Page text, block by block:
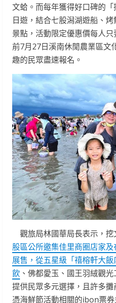
文蛤。而每年獲得好口碑的
日遊，結合七股潟湖遊船、
景點，活動限定優惠價每人
前7月27日溪南休閒農業區文
趣的民眾盡速報名。
觀旅局林國華局長表示，挖
股區公所邀集佳里商圈店家
展售，從五星級「禧榕軒大
飲 、佛都愛玉、國王羽絨觀
提供民眾多元選擇，且許多攤
憑海鮮節活動相關的ibon票